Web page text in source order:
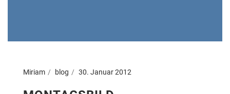
Miriam blog 30. Januar 2012